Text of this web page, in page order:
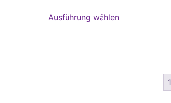
Ausführung wählen
1